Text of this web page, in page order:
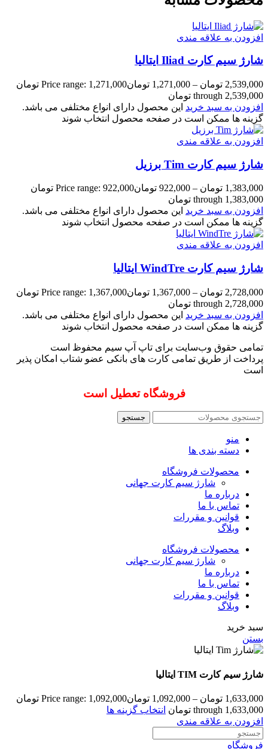
افزودن به علاقه مندی
شارژ سیم کارت Iliad ایتالیا
2,539,000 تومان –
1,271,000 تومان
Price range: 1,271,000 تومان
through 2,539,000 تومان
افزودن به سبد خرید این محصول دارای انواع مختلفی می باشد.
گزینه ها ممکن است در صفحه محصول انتخاب شوند
افزودن به علاقه مندی
شارژ سیم کارت Tim برزیل
1,383,000 تومان –
922,000 تومان
Price range: 922,000 تومان
through 1,383,000 تومان
افزودن به سبد خرید این محصول دارای انواع مختلفی می باشد.
گزینه ها ممکن است در صفحه محصول انتخاب شوند
افزودن به علاقه مندی
شارژ سیم کارت WindTre ایتالیا
2,728,000 تومان –
1,367,000 تومان
Price range: 1,367,000 تومان
through 2,728,000 تومان
افزودن به سبد خرید این محصول دارای انواع مختلفی می باشد.
گزینه ها ممکن است در صفحه محصول انتخاب شوند
تمامی حقوق وب‌سایت برای تاپ آپ سیم محفوظ است
پرداخت از طریق تمامی کارت های بانکی عضو شتاب امکان پذیر
است
فروشگاه تعطیل است
جستجو
منو
دسته بندی ها
محصولات فروشگاه
شارژ سیم کارت جهانی
درباره ما
تماس با ما
قوانین و مقررات
وبلاگ
محصولات فروشگاه
شارژ سیم کارت جهانی
درباره ما
تماس با ما
قوانین و مقررات
وبلاگ
سبد خرید
بستن
شارژ سیم کارت TIM ایتالیا
1,633,000 تومان –
1,092,000 تومان
Price range: 1,092,000 تومان
through 1,633,000 تومان
انتخاب گزینه ها
افزودن به علاقه مندی
فروشگاه